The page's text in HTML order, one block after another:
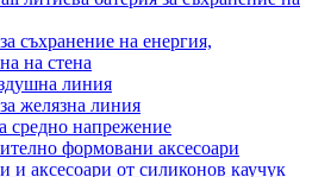
съхранение на енергия,
на стена
линия
желязна линия
средно напрежение
формовани аксесоари
и аксесоари от силиконов каучук